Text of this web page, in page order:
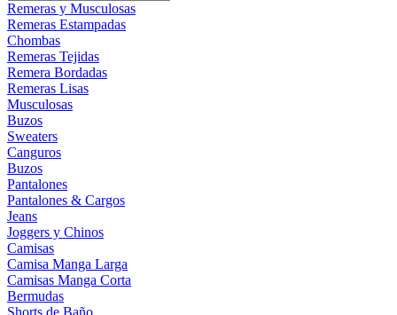
Remeras y Musculosas
Remeras Estampadas
Chombas
Remeras Tejidas
Remera Bordadas
Remeras Lisas
Musculosas
Buzos
Sweaters
Canguros
Buzos
Pantalones
Pantalones & Cargos
Jeans
Joggers y Chinos
Camisas
Camisa Manga Larga
Camisas Manga Corta
Bermudas
Shorts de Baño